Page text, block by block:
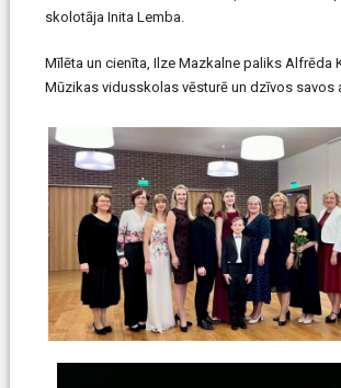
skolotāja Inita Lemba.
Mīlēta un cienīta, Ilze Mazkalne paliks Alfrēda
Mūzikas vidusskolas vēsturē un dzīvos savos